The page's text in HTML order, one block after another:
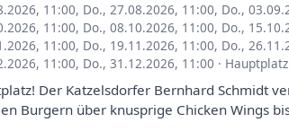
11:00, Do., 27.08.2026, 11:00, Do.,
11:00, Do., 08.10.2026, 11:00, Do.,
11:00, Do., 19.11.2026, 11:00, Do.,
11:00, Do., 31.12.2026, 11:00 ·
Der Katzelsdorfer Bernhard Schmidt
Burgern über knusprige Chicken Wings